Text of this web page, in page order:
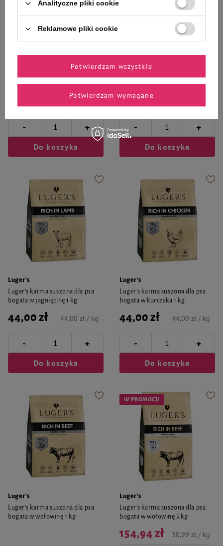
Luger's
Luger’s karma suszona dla psa
- +
Do koszyka
Luger's
Luger’s karma suszona dla psa
44,00 zł
- +
Do koszyka
Luger's
Luger’s karma suszona dla psa
bogata w jagnięcinę 1 kg
44,00 zł 44,00 zł / kg
- +
Do koszyka
Luger's
Luger’s karma suszona dla psa
bogata w kurczaka 1 kg
44,00 zł 44,00 zł / kg
- +
Do koszyka
Luger's
Luger’s karma suszona dla psa
bogata w wołowinę 1 kg
W PROMOCJI
Luger's
Luger’s karma suszona dla psa
bogata w wołowinę 5 kg
154,94 zł 30,99 zł / kg
Analityczne pliki cookie
Reklamowe pliki cookie
Potwierdzam wymagane
Potwierdzam wszystkie